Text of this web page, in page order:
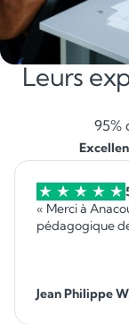
Leurs
95%
« Merci à
pédagogique
Jean Philippe